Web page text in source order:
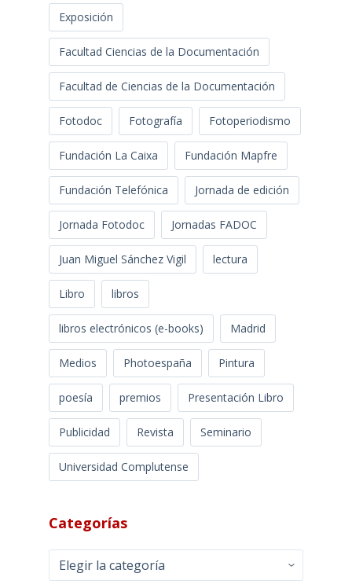
Exposición
Facultad Ciencias de la Documentación
Facultad de Ciencias de la Documentación
Fotodoc Fotografía Fotoperiodismo
Fundación La Caixa Fundación Mapfre
Fundación Telefónica Jornada de edición
Jornada Fotodoc Jornadas FADOC
Juan Miguel Sánchez Vigil lectura
Libro libros
libros electrónicos (e-books) Madrid
Medios Photoespaña Pintura
poesía premios Presentación Libro
Publicidad Revista Seminario
Universidad Complutense
Categorías
Categorías